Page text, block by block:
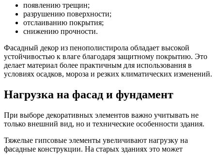
появлению трещин;
разрушению поверхности;
отслаиванию покрытия;
снижению прочности.
Фасадный декор из пенополистирола обладает высокой
устойчивостью к влаге благодаря защитному покрытию. Это
делает материал более практичным для использования в
условиях осадков, мороза и резких климатических изменений.
Нагрузка на фасад и фундамент
При выборе декоративных элементов важно учитывать не
только внешний вид, но и технические особенности здания.
Тяжелые гипсовые элементы увеличивают нагрузку на
фасадные конструкции. На старых зданиях это может